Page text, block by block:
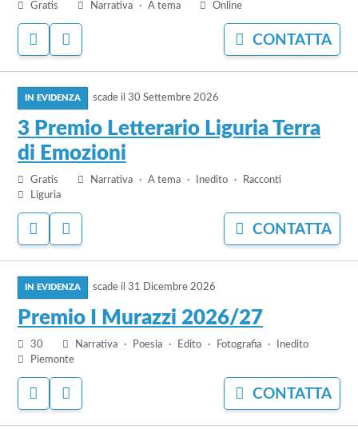
Gratis Narrativa A tema Online
ACCEDI
PER
AGGIUNGERE
AI
PREFERITI
PER
NASCONDERE
IL
BANDO
CONTATTA
loro
occhi
scade il 30 Settembre 2026
3 Premio Letterario Liguria Terra
di Emozioni
Gratis Narrativa A tema Inedito
Racconti
Liguria
ACCEDI
PER
AGGIUNGERE
AI
PREFERITI
PER
NASCONDERE
IL
BANDO
CONTATTA
bando
Premio
Letterario
Liguria
Terra
scade il 31 Dicembre 2026
Premio I Murazzi 2026/27
30 Narrativa Poesia Edito Fotografia
Inedito
Piemonte
ACCEDI
PER
AGGIUNGERE
PER
NASCONDERE
CONTATTA
bando
Premio
Murazzi
2026/27